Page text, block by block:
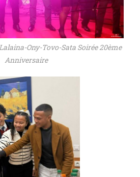
Ony-Tovo-Sata Soirée 20ème
Anniversaire